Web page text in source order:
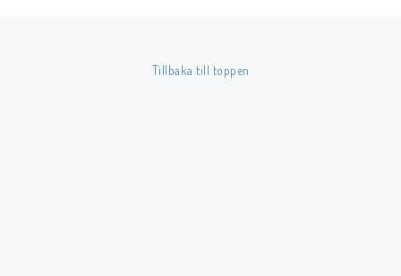
Tillbaka till toppen